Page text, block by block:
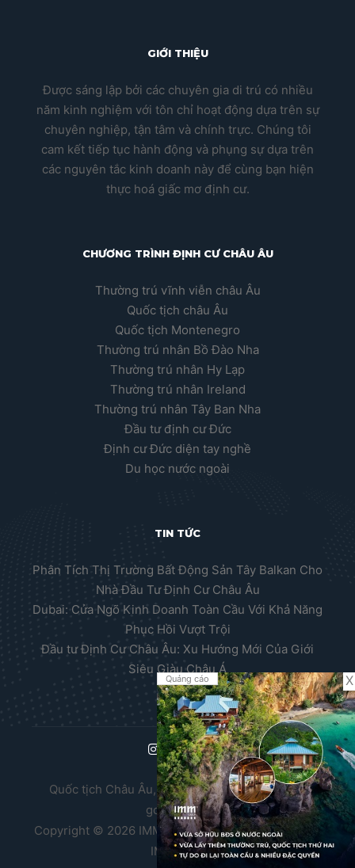
GIỚI THIỆU
Được sáng lập bởi các chuyên gia di trú có nhiều
năm kinh nghiệm với tôn chỉ hoạt động dựa trên sự
chuyên nghiệp, tận tâm và chính trực. Chúng tôi
cam kết tiếp tục hành động và phụng sự dựa trên
các nguyên tắc kinh doanh này để cùng bạn hiện
thực hoá giấc mơ định cư.
CHƯƠNG TRÌNH ĐỊNH CƯ CHÂU ÂU
Thường trú vĩnh viễn châu Âu
Quốc tịch châu Âu
Quốc tịch Montenegro
Thường trú nhân Bồ Đào Nha
Thường trú nhân Hy Lạp
Thường trú nhân Ireland
Thường trú nhân Tây Ban Nha
Đầu tư định cư Đức
Định cư Đức diện tay nghề
Du học nước ngoài
TIN TỨC
Phân Tích Thị Trường Bất Động Sản Tây Balkan Cho
Nhà Đầu Tư Định Cư Châu Âu
Dubai: Cửa Ngõ Kinh Doanh Toàn Cầu Với Khả Năng
Phục Hồi Vượt Trội
Đầu tư Định Cư Châu Âu: Xu Hướng Mới Của Giới
Siêu Giàu Châu Á
Quốc tịch Châu Âu, Thường trú nhân Châu Âu,
golden visa
Copyright © 2026 IMM Group. Thiết kế website bởi
IMM BDA.
Quảng cáo X